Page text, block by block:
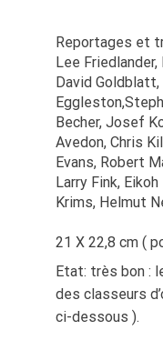
Reportages et
Lee Friedlander,
David Goldblatt,
Becher, Josef
Avedon, Chris
Evans, Robert
Larry Fink,
Krims, Helmut
21 X 22,8 cm (
Etat: très bon :
des classeurs
ci-dessous ).